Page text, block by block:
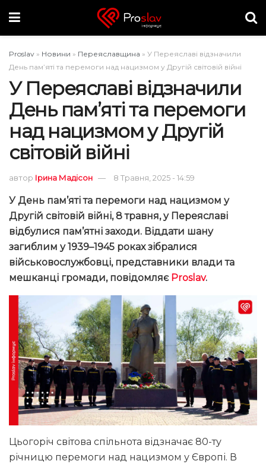
Proslav » Новини » Переяславщина » У Переяславі відзначили
День пам’яті та перемоги над нацизмом у Другій світовій війні
У Переяславі відзначили
День пам’яті та перемоги
над нацизмом у Другій
світовій війні
автор Ірина Мадісон 8 Травня, 2025 - 14:59
У День пам’яті та перемоги над нацизмом у
Другій світовій війні, 8 травня, у Переяславі
відбулися пам’ятні заходи. Віддати шану
загиблим у 1939–1945 роках зібралися
військовослужбовці, представники влади та
мешканці громади, повідомляє Proslav.
Цьогоріч світова спільнота відзначає 80-ту
річницю перемоги над нацизмом у Європі. В